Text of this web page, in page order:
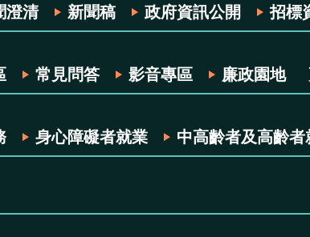
澄清 新聞稿 政府資訊公開 招標
常見問答 影音專區 廉政園地
身心障礙者就業 中高齡者及高齡者